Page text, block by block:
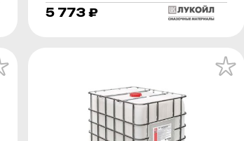
5 773 ₽